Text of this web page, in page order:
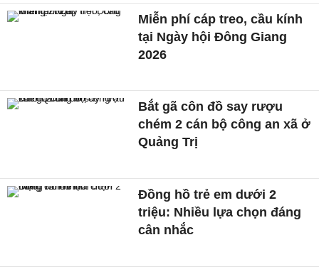
Miễn phí cáp treo, cầu kính
tại Ngày hội Đông Giang
2026
Bắt gã côn đồ say rượu
chém 2 cán bộ công an xã ở
Quảng Trị
Đồng hồ trẻ em dưới 2
triệu: Nhiều lựa chọn đáng
cân nhắc